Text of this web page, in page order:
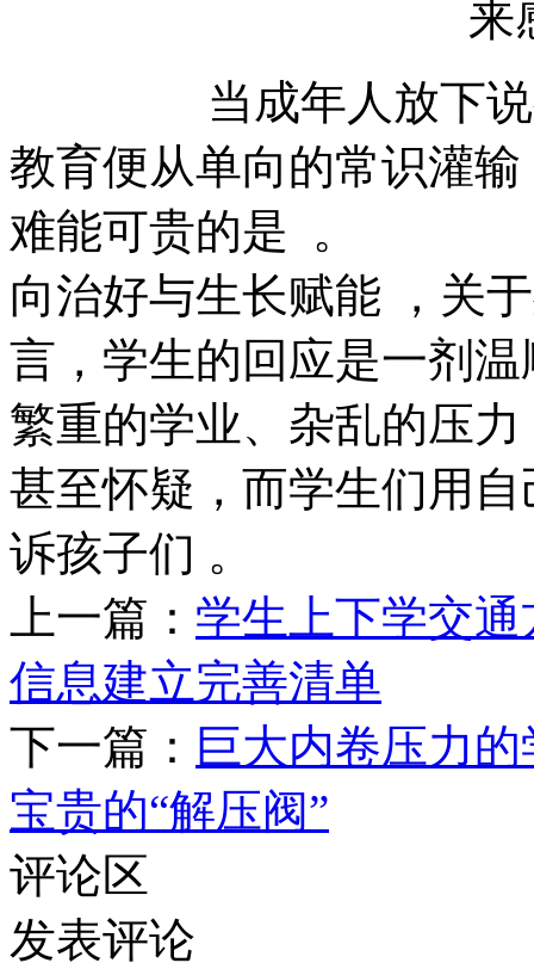
当成年人放下说教姿势
教育便从单向的常识灌输
难能可贵的是  。
向治好与生长赋能 ，关
言，学生的回应
繁重的学业、杂乱的压
甚至怀疑，而学生们用
诉孩子们 。
上一篇： 学生上下学交
信息建立完善清单
下一篇： 巨大内卷压力
宝贵的“解压阀”
评论区
发表评论